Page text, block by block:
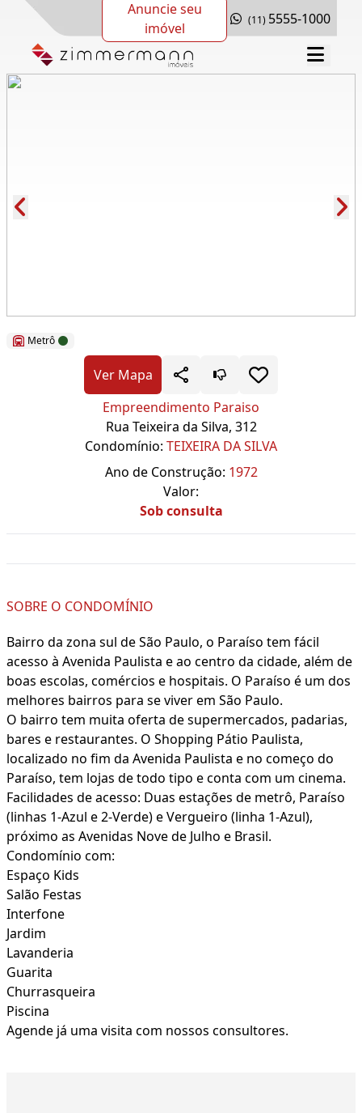
Anuncie seu
imóvel
(11) 5555-1000
Metrô
Ver Mapa
Empreendimento Paraiso
Rua Teixeira da Silva, 312
Condomínio: TEIXEIRA DA SILVA
Ano de Construção: 1972
Valor:
Sob consulta
SOBRE O CONDOMÍNIO
Bairro da zona sul de São Paulo, o Paraíso tem fácil
acesso à Avenida Paulista e ao centro da cidade, além de
boas escolas, comércios e hospitais. O Paraíso é um dos
melhores bairros para se viver em São Paulo.
O bairro tem muita oferta de supermercados, padarias,
bares e restaurantes. O Shopping Pátio Paulista,
localizado no fim da Avenida Paulista e no começo do
Paraíso, tem lojas de todo tipo e conta com um cinema.
Facilidades de acesso: Duas estações de metrô, Paraíso
(linhas 1-Azul e 2-Verde) e Vergueiro (linha 1-Azul),
próximo as Avenidas Nove de Julho e Brasil.
Condomínio com:
Espaço Kids
Salão Festas
Interfone
Jardim
Lavanderia
Guarita
Churrasqueira
Piscina
Agende já uma visita com nossos consultores.